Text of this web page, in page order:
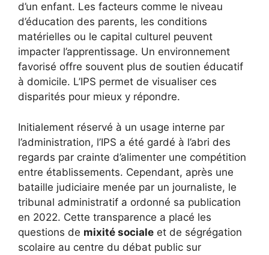
d’un enfant. Les facteurs comme le niveau
d’éducation des parents, les conditions
matérielles ou le capital culturel peuvent
impacter l’apprentissage. Un environnement
favorisé offre souvent plus de soutien éducatif
à domicile. L’IPS permet de visualiser ces
disparités pour mieux y répondre.
Initialement réservé à un usage interne par
l’administration, l’IPS a été gardé à l’abri des
regards par crainte d’alimenter une compétition
entre établissements. Cependant, après une
bataille judiciaire menée par un journaliste, le
tribunal administratif a ordonné sa publication
en 2022. Cette transparence a placé les
questions de mixité sociale et de ségrégation
scolaire au centre du débat public sur